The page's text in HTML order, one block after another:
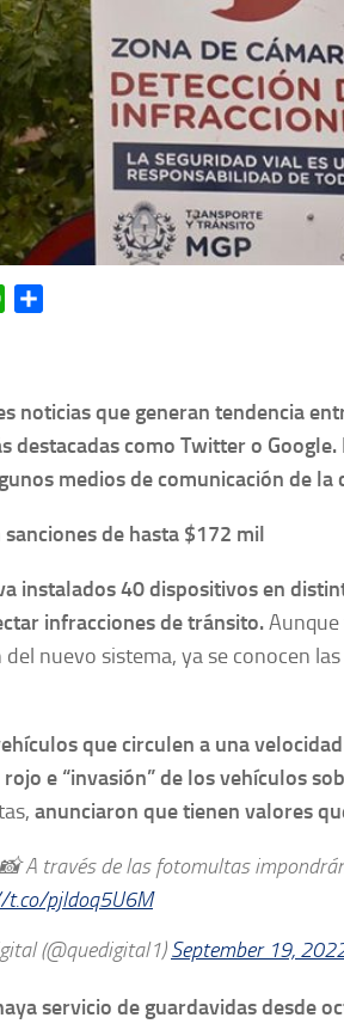
WhatsApp
noticias que generan tendencia
destacadas como Twitter o
medios de comunicación de la
de hasta $172 mil
instalados 40 dispositivos en
infracciones de tránsito.Aunque
nuevo sistema, ya se conocen las
que circulen a una
e “invasión” de los vehículos
anunciaron que tienen valores
📸 A través de las fotomultas
pjldoq5U6M
(@quedigital1)September 19,
servicio de guardavidas desde